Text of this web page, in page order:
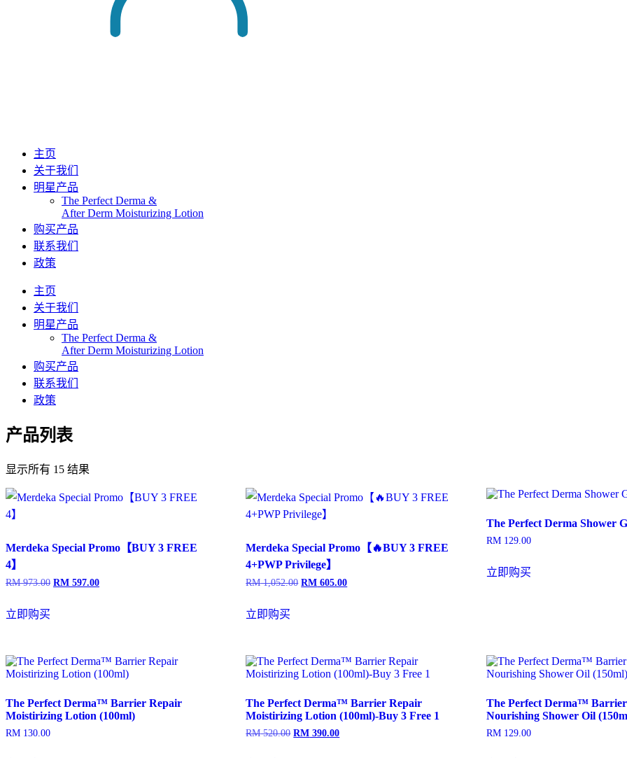
主页
关于我们
明星产品
The Perfect Derma​ &
After Derm Moisturizing Lotion​​
购买产品
联系我们
政策
主页
关于我们
明星产品
The Perfect Derma​ &
After Derm Moisturizing Lotion​​
购买产品
联系我们
政策
产品列表
显示所有 15 结果
Merdeka Special Promo【BUY 3 FREE
4】
RM973.00 原
RM 597.00当
立即购买
Merdeka Special Promo【🔥BUY 3 FREE
4+PWP Privilege】
RM1,052.00 原
RM 605.00当
立即购买
The Perfect Derma Shower
RM129.00
立即购买
The Perfect Derma™ Barrier Repair
Moistirizing Lotion (100ml)
RM 130.00
The Perfect Derma™ Barrier Repair
Moistirizing Lotion (100ml)-Buy 3 Free 1
RM520.00 原
RM 390.00当
The Perfect Derma™
Nourishing Shower Oil
RM129.00